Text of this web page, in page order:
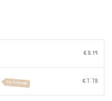
€8.19
5% KORTING €7.78